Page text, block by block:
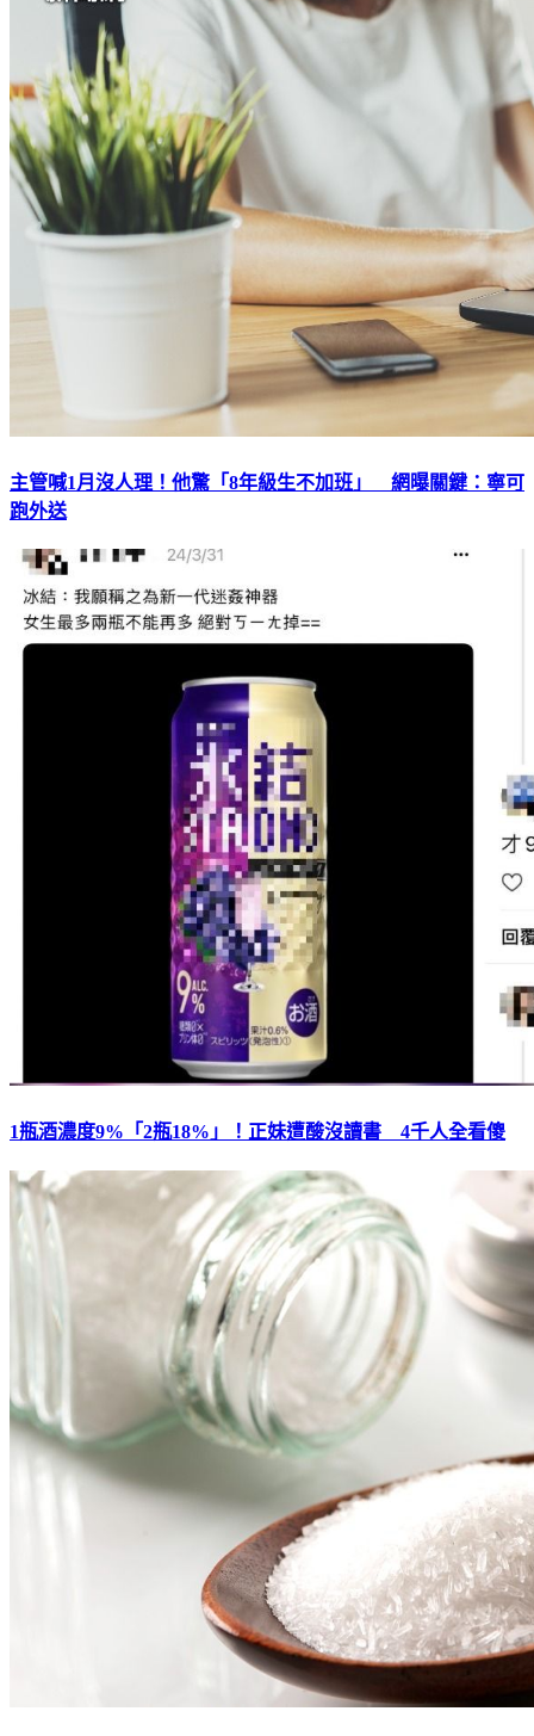
主管喊1月沒人理！他驚「8年級生不加班」 網曝關鍵：寧可
跑外送
1瓶酒濃度9%「2瓶18%」！正妹遭酸沒讀書 4千人全看傻